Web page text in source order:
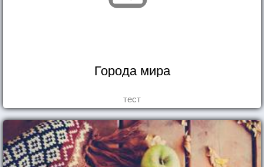
Города мира
тест